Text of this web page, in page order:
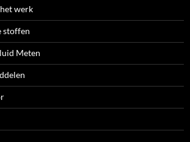
werk
stoffen
Meten